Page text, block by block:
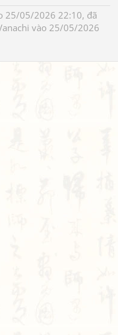
25/05/2026 22:10, đã
vào 25/05/2026